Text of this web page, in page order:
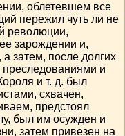
облетевшем все
пережил чуть ли не
революции,
зарождении и,
а затем, после долгих
и
и т. д. был
схвачен,
предстоял
был им осужден и
затем привезен на